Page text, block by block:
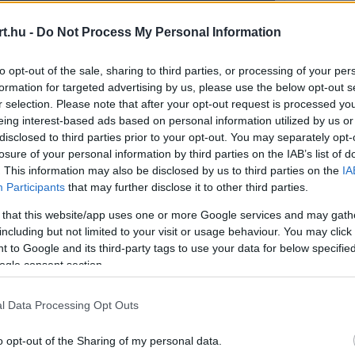
- Do Not Process My Personal Information
opt-out of the sale, sharing to third parties, or processing of your
for targeted advertising by us, please use the below opt-out
selection. Please note that after your opt-out request is processed
interest-based ads based on personal information utilized by us
to third parties prior to your opt-out. You may separately
of your personal information by third parties on the IAB’s list of
This information may also be disclosed by us to third parties on the
Participants that may further disclose it to other third parties.
that this website/app uses one or more Google services and may
but not limited to your visit or usage behaviour. You may
to Google and its third-party tags to use your data for below
consent section.
Data Processing Opt Outs
opt-out of the Sharing of my personal data.
Neweynak el kellett volna-e vállalnia a
fel ugyanezt a kérdést a szakembernek,
megkérdeznék Adriant, azt mondaná, nem